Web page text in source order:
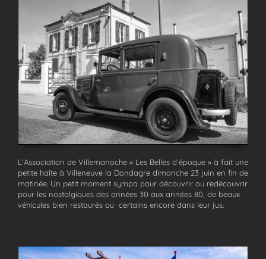
L’Association de Villemanoche « Les Belles d’époque » à fait une
petite halte à Villeneuve la Dondagre dimanche 23 juin en fin de
matinée. Un petit moment sympa pour découvrir ou redécouvrir
pour les nostalgiques des années 30 aux années 80, de beaux
véhicules bien restaurés ou certains encore dans leur jus.